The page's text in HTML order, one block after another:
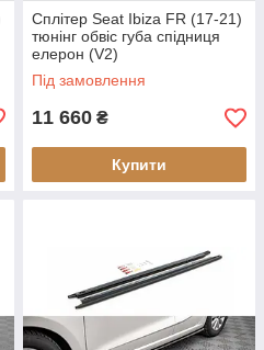
Сплітер Seat Ibiza FR (17-21)
тюнінг обвіс губа спідниця
елерон (V2)
Під замовлення
11 660 ₴
Купити